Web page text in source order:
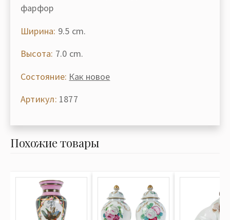
фарфор
Ширина: 9.5 cm.
Высота: 7.0 cm.
Состояние: Как новое
Артикул: 1877
Похожие товары